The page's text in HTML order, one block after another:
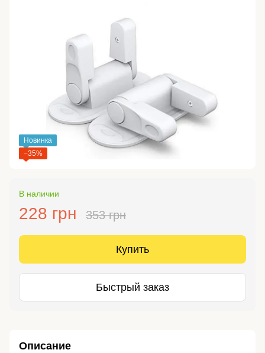
Новинка
−35%
В наличии
228 грн 353 грн
Купить
Быстрый заказ
Описание